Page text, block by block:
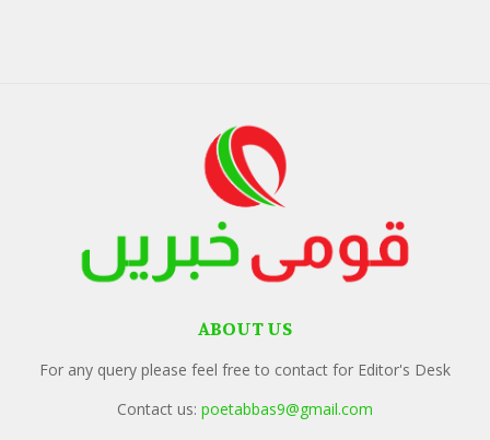
ABOUT US
For any query please feel free to contact for Editor's Desk
Contact us: poetabbas9@gmail.com